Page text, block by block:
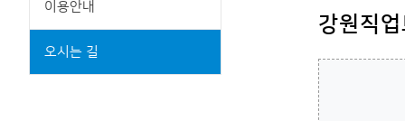
이용안내
오시는 길
강원직